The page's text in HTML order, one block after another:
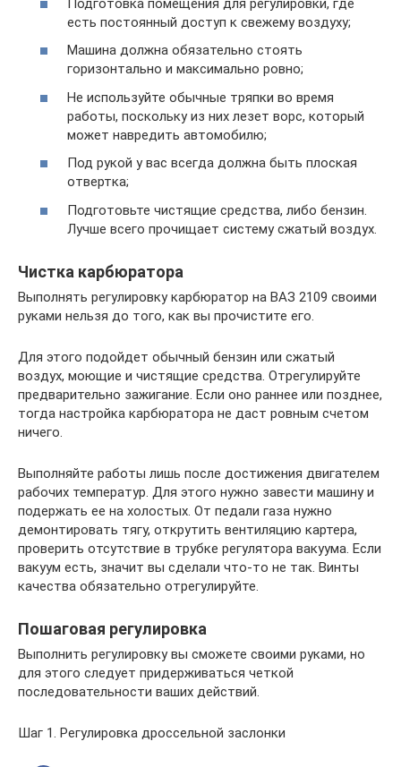
Подготовка помещения для регулировки, где
есть постоянный доступ к свежему воздуху;
Машина должна обязательно стоять
горизонтально и максимально ровно;
Не используйте обычные тряпки во время
работы, поскольку из них лезет ворс, который
может навредить автомобилю;
Под рукой у вас всегда должна быть плоская
отвертка;
Подготовьте чистящие средства, либо бензин.
Лучше всего прочищает систему сжатый воздух.
Чистка карбюратора
Выполнять регулировку карбюратор на ВАЗ 2109 своими
руками нельзя до того, как вы прочистите его.
Для этого подойдет обычный бензин или сжатый
воздух, моющие и чистящие средства. Отрегулируйте
предварительно зажигание. Если оно раннее или позднее,
тогда настройка карбюратора не даст ровным счетом
ничего.
Выполняйте работы лишь после достижения двигателем
рабочих температур. Для этого нужно завести машину и
подержать ее на холостых. От педали газа нужно
демонтировать тягу, открутить вентиляцию картера,
проверить отсутствие в трубке регулятора вакуума. Если
вакуум есть, значит вы сделали что-то не так. Винты
качества обязательно отрегулируйте.
Пошаговая регулировка
Выполнить регулировку вы сможете своими руками, но
для этого следует придерживаться четкой
последовательности ваших действий.
Шаг 1. Регулировка дроссельной заслонки